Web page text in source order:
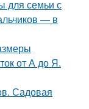
для семьи с
— в
от А до Я.
Садовая